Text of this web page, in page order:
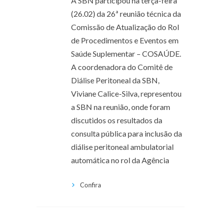
(26.02) da 26ª reunião técnica da
Comissão de Atualização do Rol
de Procedimentos e Eventos em
Saúde Suplementar – COSAÚDE.
A coordenadora do Comitê de
Diálise Peritoneal da SBN,
Viviane Calice-Silva, representou
a SBN na reunião, onde foram
discutidos os resultados da
consulta pública para inclusão da
diálise peritoneal ambulatorial
automática no rol da Agência
Confira